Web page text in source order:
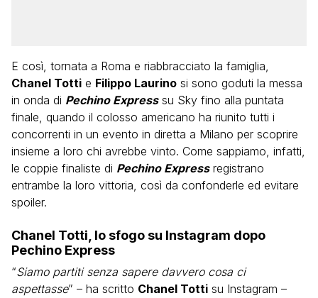
E così, tornata a Roma e riabbracciato la famiglia,
Chanel Totti e Filippo Laurino si sono goduti la messa
in onda di Pechino Expresssu Sky fino alla puntata
finale, quando il colosso americano ha riunito tutti i
concorrenti in un evento in diretta a Milano per scoprire
insieme a loro chi avrebbe vinto. Come sappiamo, infatti,
le coppie finaliste di Pechino Expressregistrano
entrambe la loro vittoria, così da confonderle ed evitare
spoiler.
Chanel Totti, lo sfogo su Instagram dopo
Pechino Express
“Siamo partiti senza sapere davvero cosa ci
aspettasse” – ha scritto Chanel Totti su Instagram –